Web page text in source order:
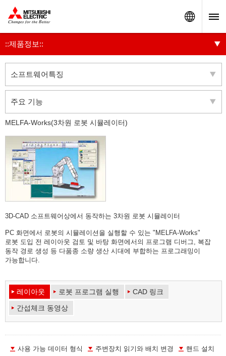
::제품정보::
소프트웨어특징
주요 기능
MELFA-Works(3차원 로봇 시뮬레이터)
3D-CAD 소프트웨어상에서 동작하는 3차원 로봇 시뮬레이터
PC 화면에서 로봇의 시뮬레이션을 실행할 수 있는 "MELFA-Works"
로봇 도입 전 레이아웃 검토 및 바탕 화면에서의 프로그램 디버그, 복잡
동작 경로 생성 등 다품종 소량 생산 시대에 부합하는 프로그래밍이
가능합니다.
레이아웃 로봇 프로그램 실행
CAD 링크
간섭체크 동영상
사용 가능 데이터 형식 주변장치 읽기와 배치 변경
핸드 설치